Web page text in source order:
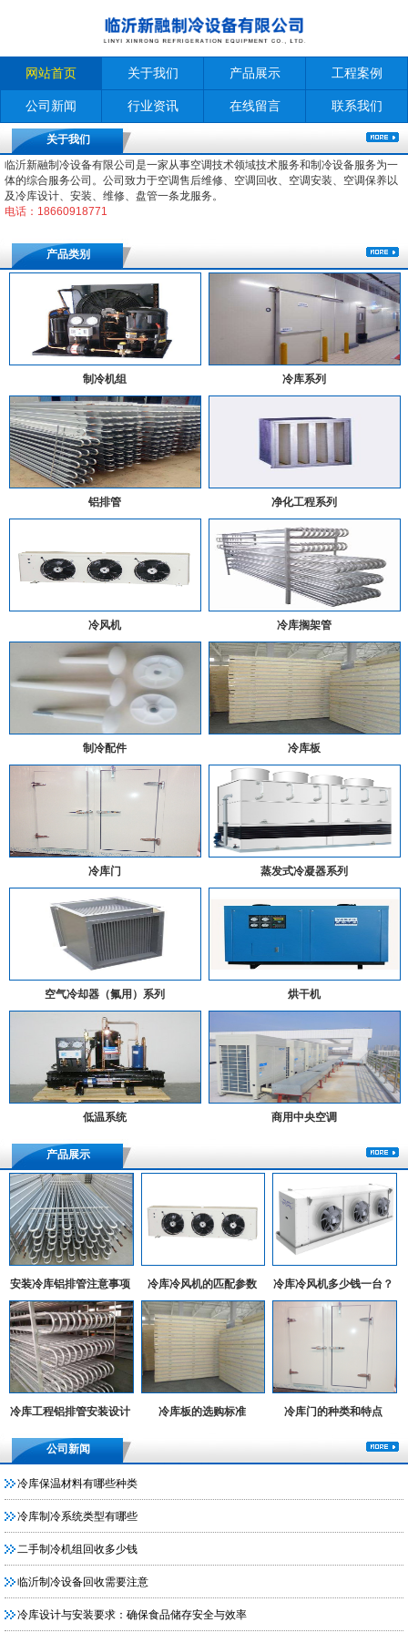
网站首页 关于我们 产品展示 工程案例
公司新闻 行业资讯 在线留言 联系我们
关于我们
临沂新融制冷设备有限公司是一家从事空调技术领域技术服务和制冷设备服务为一
体的综合服务公司。公司致力于空调售后维修、空调回收、空调安装、空调保养以
及冷库设计、安装、维修、盘管一条龙服务。
电话：18660918771
产品类别
制冷机组 冷库系列
铝排管 净化工程系列
冷风机 冷库搁架管
制冷配件 冷库板
冷库门 蒸发式冷凝器系列
空气冷却器（氟用）系列 烘干机
低温系统 商用中央空调
产品展示
安装冷库铝排管注意事项 冷库冷风机的匹配参数 冷库冷风机多少钱一台？
冷库工程铝排管安装设计
冷库板的选购标准 冷库门的种类和特点
公司新闻
冷库保温材料有哪些种类
冷库制冷系统类型有哪些
二手制冷机组回收多少钱
临沂制冷设备回收需要注意
冷库设计与安装要求：确保食品储存安全与效率